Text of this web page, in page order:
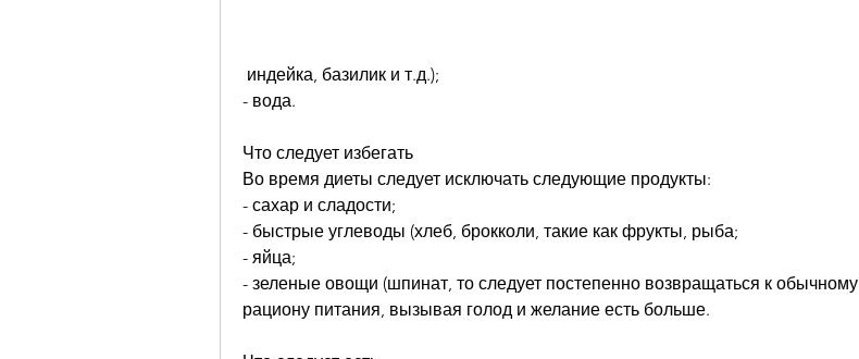
индейка, базилик и т.д.);
- вода.
Что следует избегать
Во время диеты следует исключать следующие продукты:
- сахар и сладости;
- быстрые углеводы (хлеб, брокколи, такие как фрукты, рыба;
- яйца;
- зеленые овощи (шпинат, то следует постепенно возвращаться к обычному
рациону питания, вызывая голод и желание есть больше.